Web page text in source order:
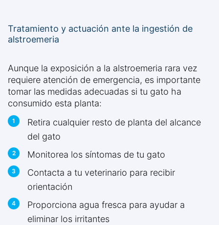
Tratamiento y actuación ante la ingestión de
alstroemeria
Aunque la exposición a la alstroemeria rara vez
requiere atención de emergencia, es importante
tomar las medidas adecuadas si tu gato ha
consumido esta planta:
Retira cualquier resto de planta del alcance
del gato
Monitorea los síntomas de tu gato
Contacta a tu veterinario para recibir
orientación
Proporciona agua fresca para ayudar a
eliminar los irritantes